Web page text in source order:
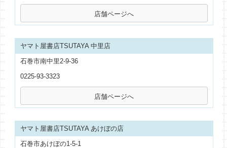
ヤマト屋書店TSUTAYA 中里店
石巻市南中里2-9-36
0225-93-3323
ヤマト屋書店TSUTAYA あけぼの店
石巻市あけぼの1-5-1